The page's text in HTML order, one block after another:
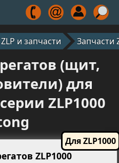
и запчасти Запчасти
(щит,
для
ZLP1000
ZLP1000